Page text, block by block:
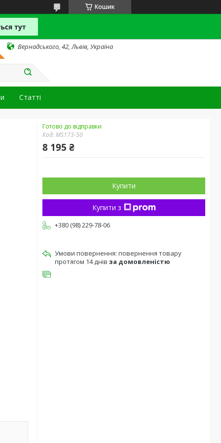
Кошик
Вернадського, 42, Львів, Україна
Статті
Готово до відправки
Код:MS173-50
8 195 ₴
Купити
Купити з
+380 (98) 229-78-06
повернення товару
протягом 14 днів за домовленістю